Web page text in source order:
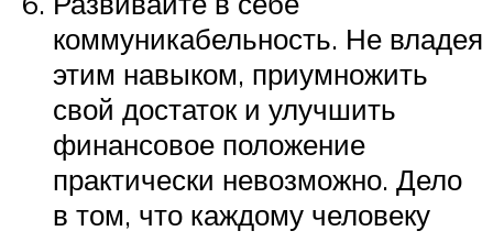
коммуникабельность. Не владея
этим навыком, приумножить
свой достаток и улучшить
финансовое положение
практически невозможно. Дело
в том, что каждому человеку